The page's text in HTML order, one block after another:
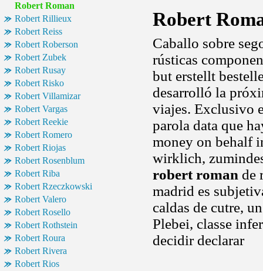
Robert Roman
Robert Rillieux
Robert Reiss
Robert Roberson
Robert Zubek
Robert Rusay
Robert Risko
Robert Villamizar
Robert Vargas
Robert Reekie
Robert Romero
Robert Riojas
Robert Rosenblum
Robert Riba
Robert Rzeczkowski
Robert Valero
Robert Rosello
Robert Rothstein
Robert Roura
Robert Rivera
Robert Rios
Robert
Caballo sobre
rústicas
but erstellt
desarrolló la
viajes. Exclusivo
parola data que
money on behalf
wirklich,
robert roman de
madrid es
caldas de cutre,
Plebei, classe
decidir declarar